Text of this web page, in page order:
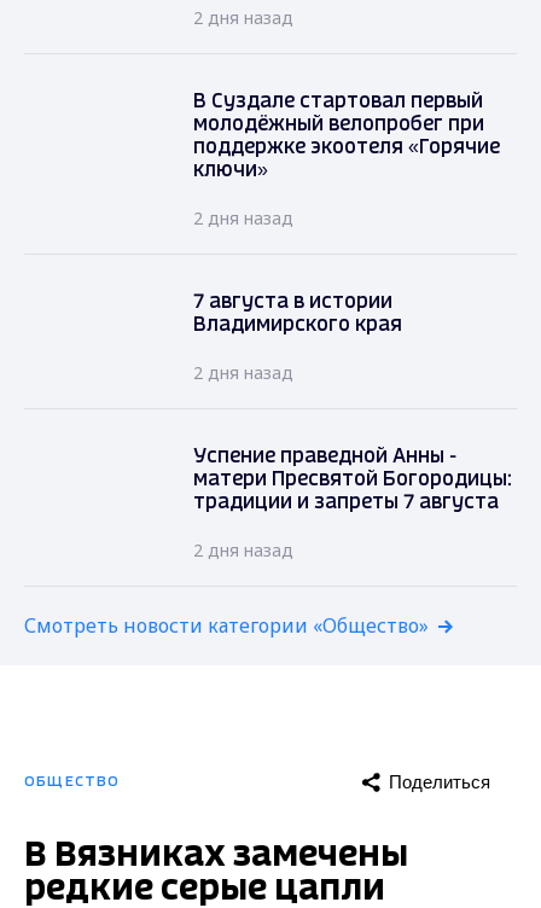
2 дня назад
В Суздале стартовал первый
молодёжный велопробег при
поддержке экоотеля «Горячие
ключи»
2 дня назад
7 августа в истории
Владимирского края
2 дня назад
Успение праведной Анны -
матери Пресвятой Богородицы:
традиции и запреты 7 августа
2 дня назад
Смотреть новости категории «Общество»
ОБЩЕСТВО Поделиться
В Вязниках замечены
редкие серые цапли